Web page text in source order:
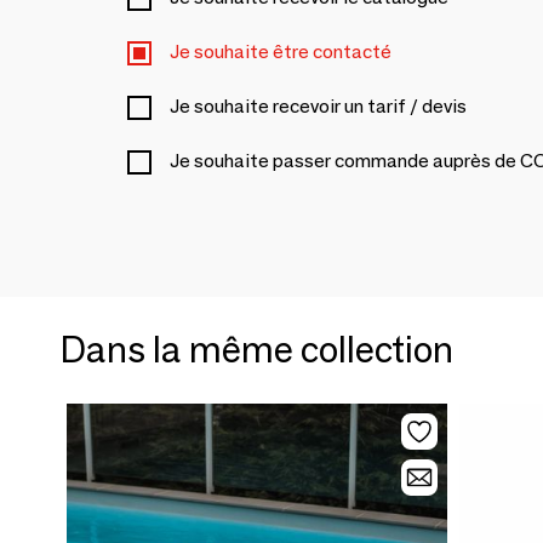
Je souhaite être contacté
Je souhaite recevoir un tarif / devis
Je souhaite passer commande auprès de
Dans la même collection